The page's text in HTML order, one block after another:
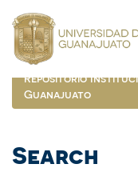
navigation
Repositorio
Guanajuato
Search